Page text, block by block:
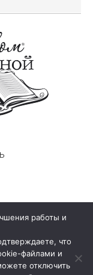
4а, стр. 1
работы и
что
файлами и
отключить